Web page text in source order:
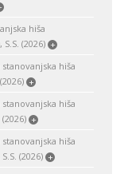
hiša
(2026) +
hiša
+
hiša
+
hiša
(2026) +